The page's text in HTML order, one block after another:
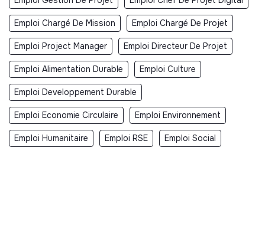
Emploi Chargé De Mission Emploi Chargé De Projet
Emploi Project Manager Emploi Directeur De Projet
Emploi Alimentation Durable Emploi Culture
Emploi Developpement Durable
Emploi Economie Circulaire Emploi Environnement
Emploi Humanitaire Emploi RSE Emploi Social